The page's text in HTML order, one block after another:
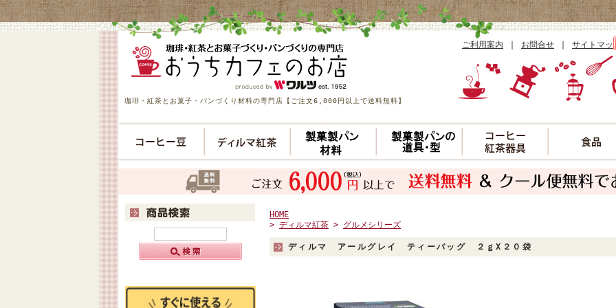
珈琲・紅茶とお菓子・パンづくり材料の専門店【ご注文6,000円以上で送料無料】
ご利用案内 お問合せ サイトマッ
HOME
> ディルマ紅茶 > グルメシリーズ
ディルマ アールグレイ ティーバッグ ２ｇX２０袋